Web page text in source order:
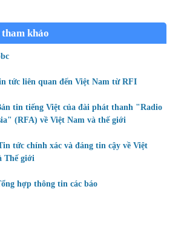
tham khảo
tức liên quan đến Việt Nam từ RFI
tin tiếng Việt của đài phát thanh "Radio
(RFA) về Việt Nam và thế giới
tức chính xác và đáng tin cậy về Việt
Thế giới
hợp thông tin các báo